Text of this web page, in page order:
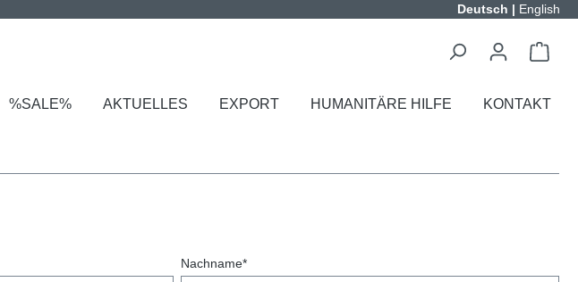
Deutsch | English
%SALE% AKTUELLES EXPORT HUMANITÄRE HILFE KONTAKT
Nachname*